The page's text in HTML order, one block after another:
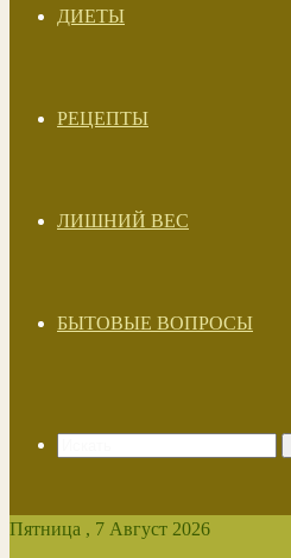
ДИЕТЫ
РЕЦЕПТЫ
ЛИШНИЙ ВЕС
БЫТОВЫЕ ВОПРОСЫ
Пятница , 7 Август 2026